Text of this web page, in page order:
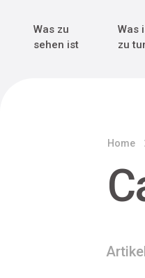
Main
Was zu
sehen ist
Was
zu
Home